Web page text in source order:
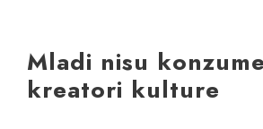
Mladi nisu
kreatori kulture